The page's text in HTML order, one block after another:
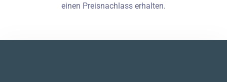
einen Preisnachlass erhalten.